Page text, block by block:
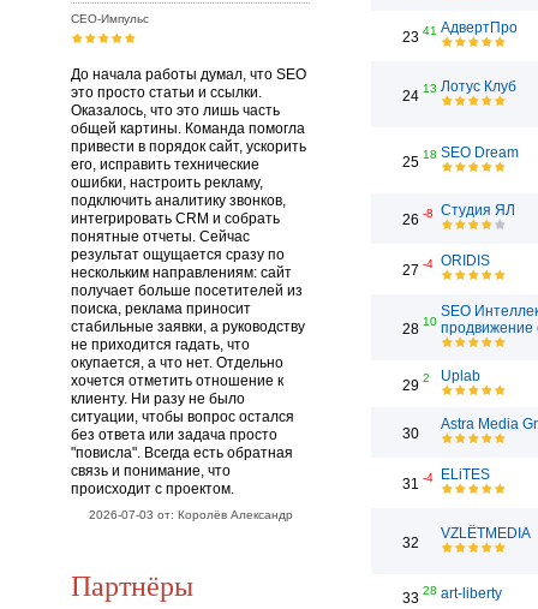
СЕО-Импульс
До начала работы думал, что SEO
это просто статьи и ссылки.
Оказалось, что это лишь часть
общей картины. Команда помогла
привести в порядок сайт, ускорить
его, исправить технические
ошибки, настроить рекламу,
подключить аналитику звонков,
интегрировать CRM и собрать
понятные отчеты. Сейчас
результат ощущается сразу по
нескольким направлениям: сайт
получает больше посетителей из
поиска, реклама приносит
стабильные заявки, а руководству
не приходится гадать, что
окупается, а что нет. Отдельно
хочется отметить отношение к
клиенту. Ни разу не было
ситуации, чтобы вопрос остался
без ответа или задача просто
"повисла". Всегда есть обратная
связь и понимание, что
происходит с проектом.
2026-07-03 от: Королёв Александр
Партнёры
23 41 АдвертПро
24 13 Лотус Клуб
25 18 SEO Dream
26 -8 Студия ЯЛ
27 -4 ORIDIS
28 10
SEO
продвижение
29 2 Uplab
30
Astra Media
31 -4 ELiTES
32
VZLЁTMEDIA
33 28 art-liberty